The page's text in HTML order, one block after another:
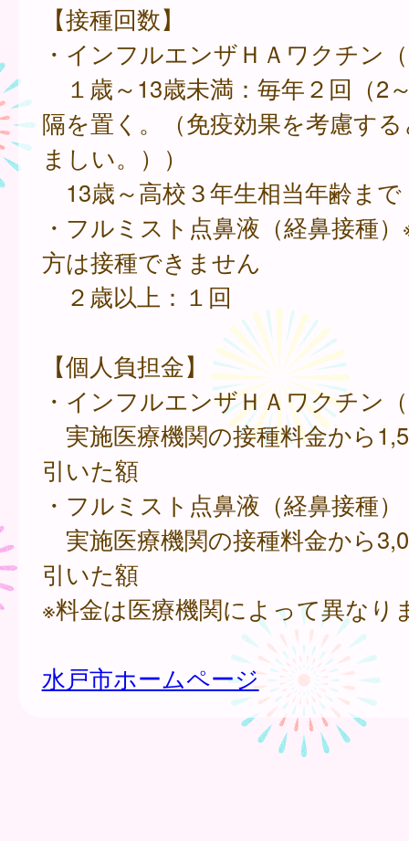
【接種回数】
・インフルエンザＨＡワクチン
１歳～13歳未満：毎年２回（2
隔を置く。（免疫効果を考慮す
ましい。））
13歳～高校３年生相当年齢まで
・フルミスト点鼻液（経鼻接種
方は接種できません
２歳以上：１回
【個人負担金】
・インフルエンザＨＡワクチン
実施医療機関の接種料金から
引いた額
・フルミスト点鼻液（経鼻接種）
実施医療機関の接種料金から
引いた額
※料金は医療機関によって異なり
水戸市ホームページ